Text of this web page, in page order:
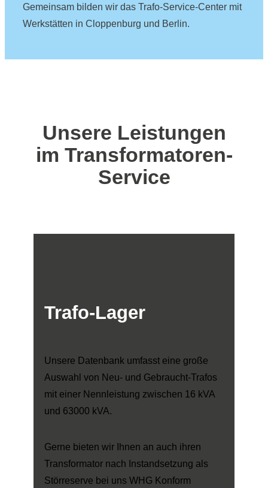
Gemeinsam bilden wir das Trafo-Service-Center mit
Werkstätten in Cloppenburg und Berlin.
Unsere Leistungen
im Transformatoren-
Service
Trafo-Lager
Unsere Datenbank umfasst eine große
Auswahl von Neu- und Gebraucht-Trafos
mit einer Nennleistung zwischen 16 kVA
und 63000 kVA.
Gerne bieten wir Ihnen an auch ihren
Transformator nach Instandsetzung als
Störreserve bei uns WHG Konform